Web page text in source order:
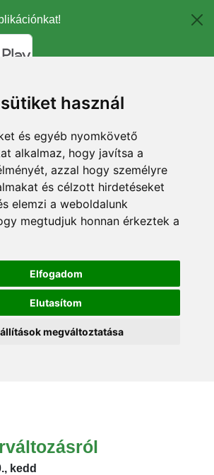
használ
és egyéb nyomkövető
alkalmaz, hogy javítsa a
azzal hogy személyre
és célzott hirdetéseket
elemzi a weboldalunk
megtudjuk honnan érkeztek a
Elfogadom
Elutasítom
megváltoztatása
kedd